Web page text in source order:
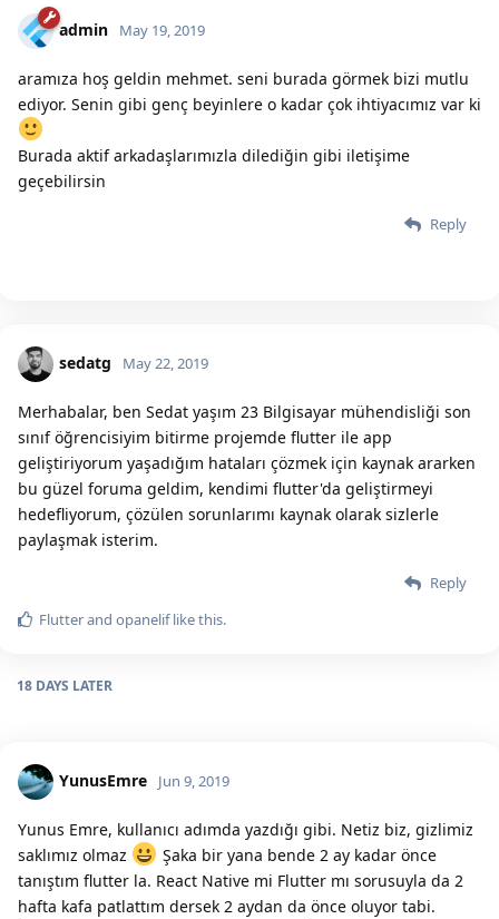
admin May 19, 2019
aramıza hoş geldin mehmet. seni burada görmek bizi mutlu
ediyor. Senin gibi genç beyinlere o kadar çok ihtiyacımız var ki
Burada aktif arkadaşlarımızla dilediğin gibi iletişime
geçebilirsin
Reply
sedatg May 22, 2019
Merhabalar, ben Sedat yaşım 23 Bilgisayar mühendisliği son
sınıf öğrencisiyim bitirme projemde flutter ile app
geliştiriyorum yaşadığım hataları çözmek için kaynak ararken
bu güzel foruma geldim, kendimi flutter'da geliştirmeyi
hedefliyorum, çözülen sorunlarımı kaynak olarak sizlerle
paylaşmak isterim.
Reply
Flutterand opaneliflike this.
18 DAYS LATER
YunusEmre Jun 9, 2019
Yunus Emre, kullanıcı adımda yazdığı gibi. Netiz biz, gizlimiz
saklımız olmaz
Şaka bir yana bende 2 ay kadar önce
tanıştım flutter la. React Native mi Flutter mı sorusuyla da 2
hafta kafa patlattım dersek 2 aydan da önce oluyor tabi.